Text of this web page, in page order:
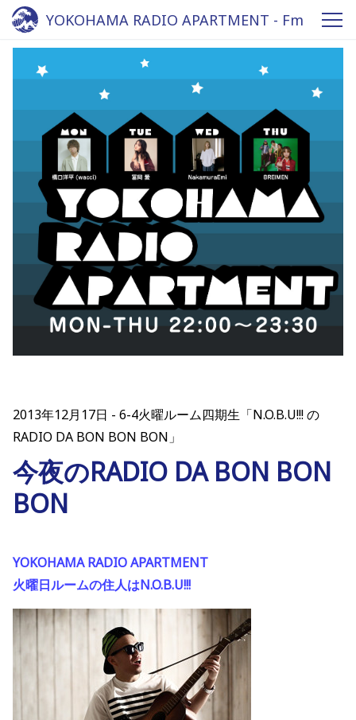
YOKOHAMA RADIO APARTMENT - Fm
yokohama 84.7
2013年12月17日
6-4火曜ルーム四期生「N.O.B.U!!! の
RADIO DA BON BON BON」
今夜のRADIO DA BON BON
BON
YOKOHAMA RADIO APARTMENT
火曜日ルームの住人はN.O.B.U!!!